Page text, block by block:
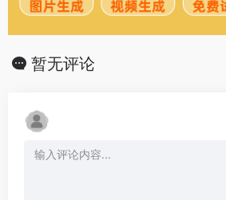
暂无评论